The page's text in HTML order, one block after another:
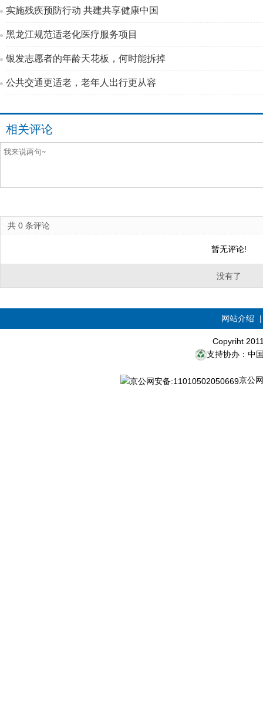
实施残疾预防行动 共建共享健康中国
黑龙江规范适老化医疗服务项目
银发志愿者的年龄天花板，何时能拆掉
公共交通更适老，老年人出行更从容
相关评论
共 0 条评论
暂无评论!
没有了
网站介绍
Copyriht
支持协办：中
京公